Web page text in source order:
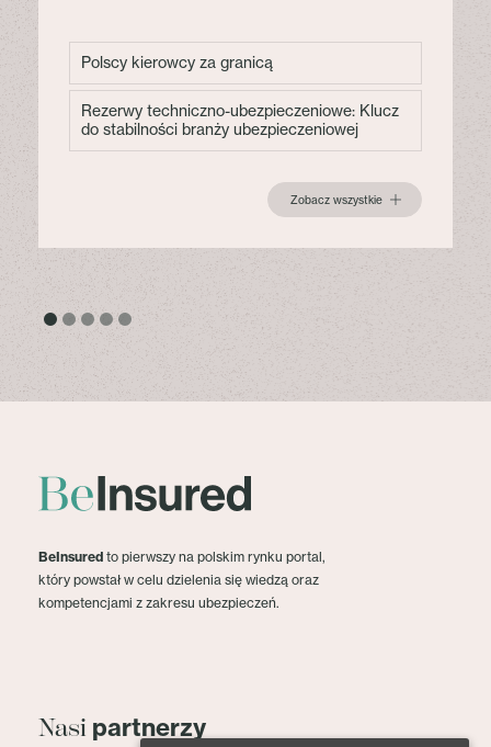
Polscy kierowcy za granicą
Rezerwy techniczno-ubezpieczeniowe: Klucz
do stabilności branży ubezpieczeniowej
Zobacz wszystkie
BeInsured to pierwszy na polskim rynku portal,
który powstał w celu dzielenia się wiedzą oraz
kompetencjami z zakresu ubezpieczeń.
Nasi partnerzy